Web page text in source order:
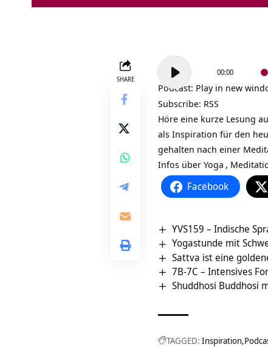
SHARE
Audio-
Player
00:00
Podcast: Play in new
Subscribe: RSS
Höre eine kurze Lesung
als Inspiration für den
gehalten nach einer
Infos über Yoga ,
Facebook
YVS159 – Indische
Yogastunde mit
Sattva ist eine
7B-7C – Intensives
Shuddhosi Buddhosi
TAGGED: Inspiration